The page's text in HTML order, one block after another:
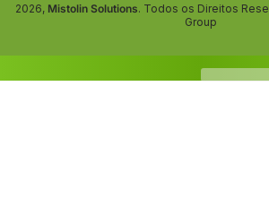
2026, Mistolin Solutions. Todos os Direitos
Group